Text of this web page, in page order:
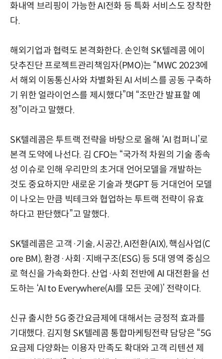
화내역 브리핑이 가능한 AI전화 등 특화 서비스도 장착한
다.
해외기업과 협력도 본격화한다. 손인혁 SK텔레콤 에이
닷추진단 프로젝트관리책임자(PMO)는 “MWC 2023에
서 해외 이동통신사와 차별화된 AI 서비스를 공동 구축하
기 위한 얼라이언스를 제시했다”며 “조만간 발표할 예
정”이라고 말했다.
SK텔레콤은 투트랙 전략을 바탕으로 올해 ‘AI 컴퍼니’로
본격 도약에 나선다. 김 CFO는 “국가적 차원의 기술 종속
성 이슈로 인해 우리만의 초거대 언어모델을 개발하는
것도 중요하지만 새로운 기술과 챗GPT 등 거대언어 모델
이 나오는 만큼 빅테크와 협업하는 투트랙 전략이 유효
하다고 판단했다”고 말했다.
SK텔레콤은 고객·기술, 시공간, AI전환(AIX), 핵심사업(C
ore BM), 환경·사회·지배구조(ESG) 등 5대 영역 중심으
로 혁신을 가속화한다. 산업·사회 전반에 AI 대전환을 선
도하는 ‘AI to Everywhere(AI를 모든 곳에)’ 전략이다.
신규 출시한 5G 중간요금제에 대해서는 긍정적 효과를
기대했다. 김지형 SK텔레콤 통합마케팅전략 담당은 “5G
요금제 다양화는 이용자 만족도 확대와 고객 리텐션 제